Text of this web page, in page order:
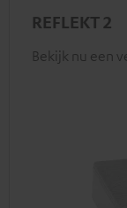
REFLEKT 2
Bekijk nu een